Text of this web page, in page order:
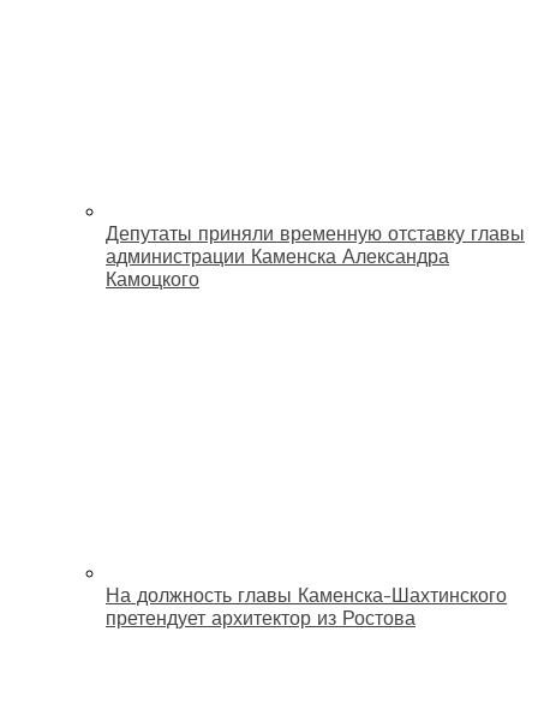
Депутаты приняли временную отставку главы
администрации Каменска Александра
Камоцкого
На должность главы Каменска-Шахтинского
претендует архитектор из Ростова